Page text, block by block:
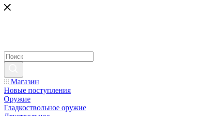
Магазин
Новые поступления
Оружие
Гладкоствольное оружие